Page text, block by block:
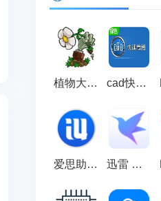
植物大战僵尸95改版修改器 官方版 v2.6.0.5 cad快速看图官方版 v6.5.2.104
爱思助手PC端 极速版v9.17 迅雷 官方版v25.0.90.1592